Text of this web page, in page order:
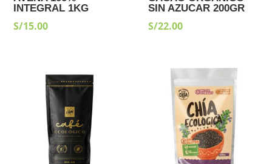
INTEGRAL 1KG
S/15.00
SIN AZUCAR 200GR
S/22.00